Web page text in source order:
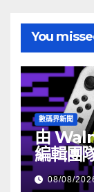
You
數碼界新聞
由
編輯團
08/08/